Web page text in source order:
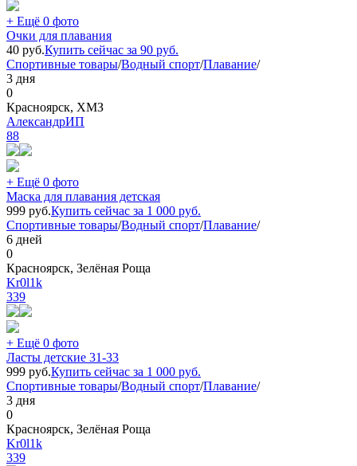
+ Ещё 0 фото
Очки для плавания
40 руб.Купить сейчас за 90 руб.
Спортивные товары/Водный спорт/Плавание/
3 дня
0
Красноярск, ХМЗ
АлександрИП
88
+ Ещё 0 фото
Маска для плавания детская
999 руб.Купить сейчас за 1 000 руб.
Спортивные товары/Водный спорт/Плавание/
6 дней
0
Красноярск, Зелёная Роща
Kr0l1k
339
+ Ещё 0 фото
Ласты детские 31-33
999 руб.Купить сейчас за 1 000 руб.
Спортивные товары/Водный спорт/Плавание/
3 дня
0
Красноярск, Зелёная Роща
Kr0l1k
339